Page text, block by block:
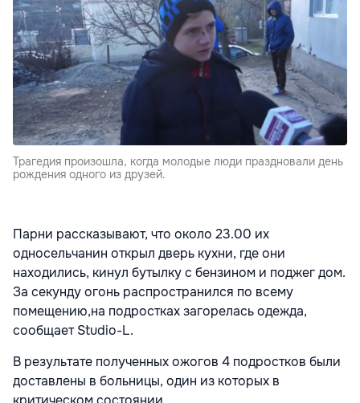
Трагедия произошла, когда молодые люди праздновали день
рождения одного из друзей.
Парни рассказывают, что около 23.00 их
односельчанин открыл дверь кухни, где они
находились, кинул бутылку с бензином и поджег дом.
За секунду огонь распространился по всему
помещению,на подростках загорелась одежда,
сообщаетStudio-L.
В результате полученных ожогов 4 подростков были
доставлены в больницы, один из которых в